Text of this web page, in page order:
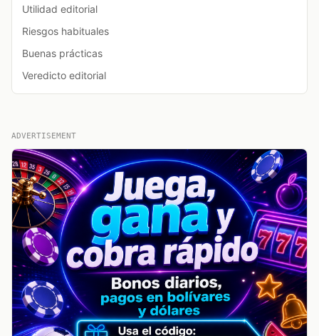
Utilidad editorial
Riesgos habituales
Buenas prácticas
Veredicto editorial
ADVERTISEMENT